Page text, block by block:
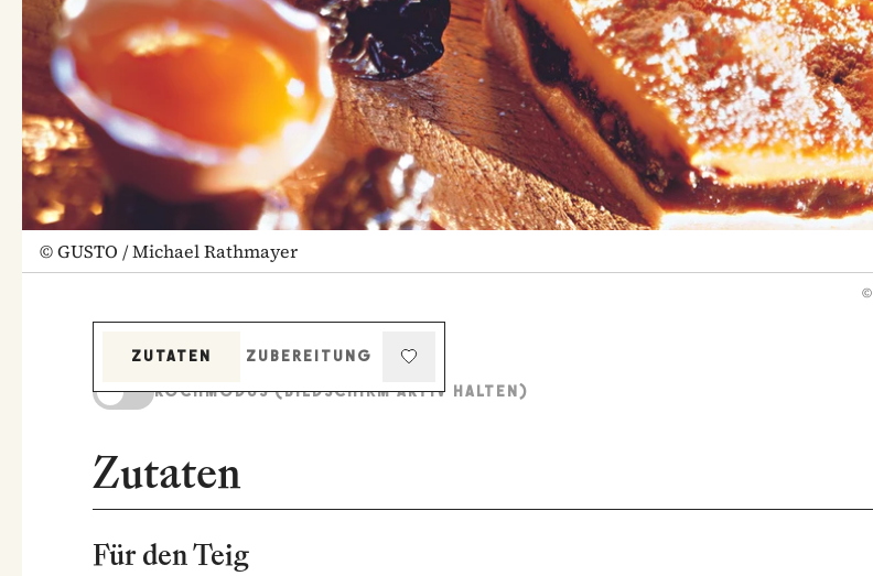
©GUSTO / Michael Rathmayer
©
ZUTATEN
ZUBEREITUNG
KOCHMODUS (BILDSCHIRM AKTIV HALTEN)
Zutaten
Für den Teig